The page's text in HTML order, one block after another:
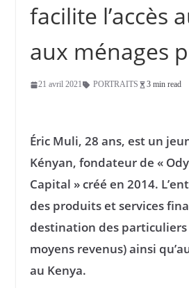
facilite l’accès
aux ménages
21 avril 2021 PORTRAITS 3 min read
Éric Muli, 28 ans, est un
Kényan, fondateur de «
Capital » créé en 2014.
des produits et services
destination des particuliers
moyens revenus) ainsi
au Kenya.